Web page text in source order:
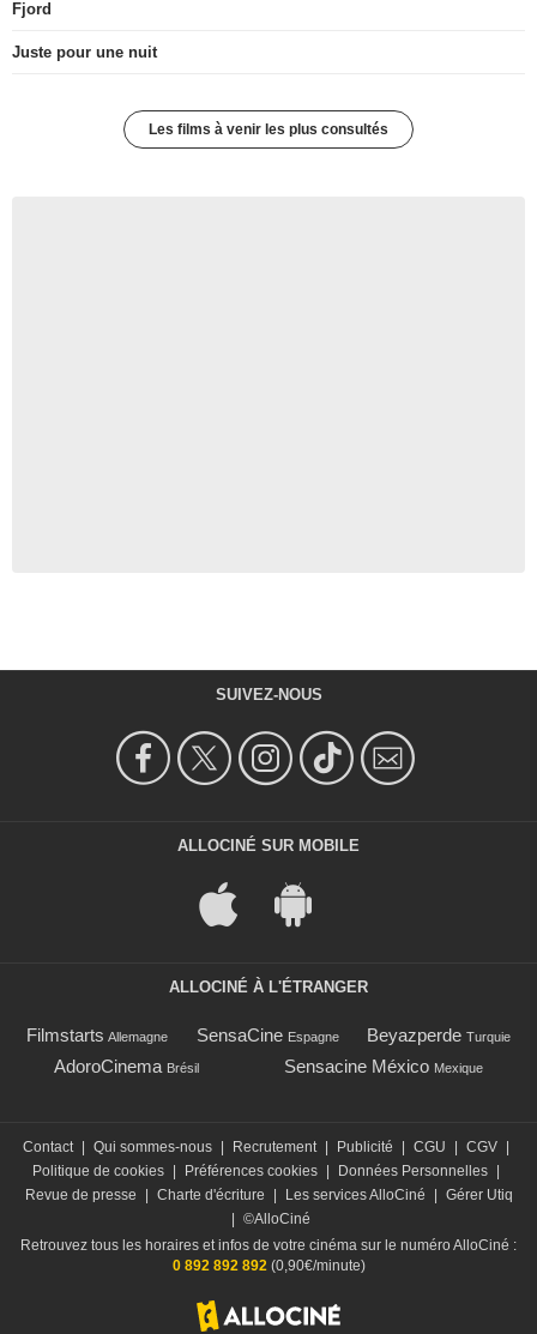
Fjord
Juste pour une nuit
Les films à venir les plus consultés
SUIVEZ-NOUS
ALLOCINÉ SUR MOBILE
ALLOCINÉ À L'ÉTRANGER
Filmstarts Allemagne SensaCine Espagne Beyazperde Turquie
AdoroCinema Brésil Sensacine México Mexique
Contact Qui sommes-nous Recrutement Publicité CGU CGV
Politique de cookies
Préférences cookies Données Personnelles
Revue de presse
Charte d'écriture Les services AlloCiné
Gérer Utiq
©AlloCiné
Retrouvez tous les horaires et infos de votre cinéma sur le numéro AlloCiné :
0 892 892 892(0,90€/minute)